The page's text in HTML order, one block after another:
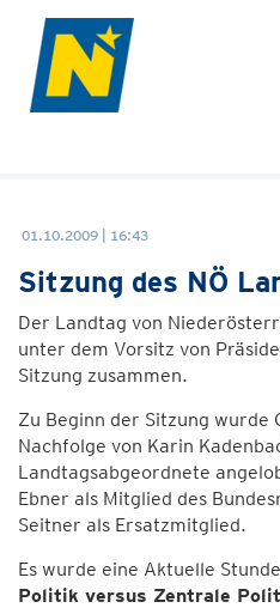
01.10.2009 | 16:43
Sitzung des NÖ
Der Landtag von
unter dem Vorsitz von
Sitzung zusammen.
Zu Beginn der Sitzung
Nachfolge von Karin
Landtagsabgeordnete
Ebner als Mitglied des
Seitner als Ersatzmitglied.
Es wurde eine Aktuelle
Politik versus Zentrale